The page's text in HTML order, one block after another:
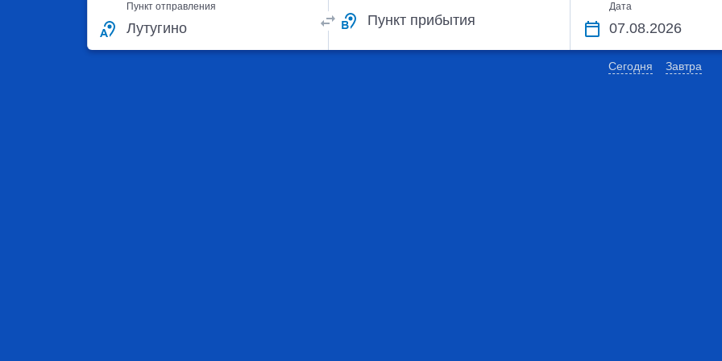
Пункт отправления
Пункт прибытия
Дата
Сегодня Завтра